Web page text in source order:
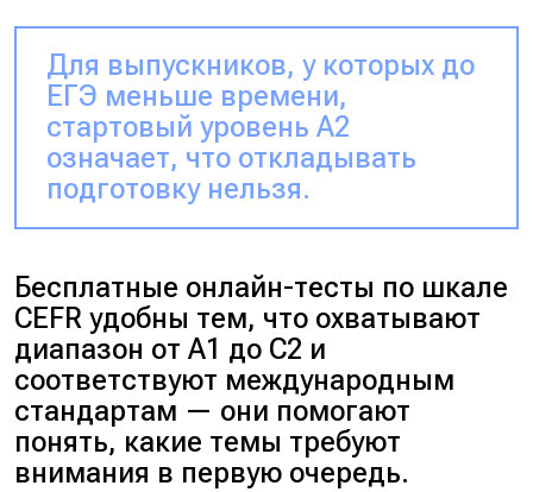
Для выпускников, у которых до
ЕГЭ меньше времени,
стартовый уровень A2
означает, что откладывать
подготовку нельзя.
Бесплатные онлайн-тесты по шкале
CEFR удобны тем, что охватывают
диапазон от A1 до C2 и
соответствуют международным
стандартам — они помогают
понять, какие темы требуют
внимания в первую очередь.